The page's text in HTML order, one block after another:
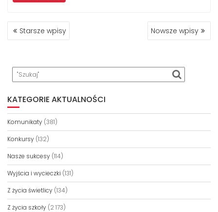
NAWIGACJA
POStarsze wpisy Nowsze wpisy
KATEGORIE AKTUALNOŚCI
Komunikaty (381)
Konkursy (132)
Nasze sukcesy (114)
Wyjścia i wycieczki (131)
Z życia świetlicy (134)
Z życia szkoły (2 173)